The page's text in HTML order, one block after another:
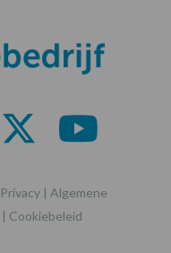
Privacy | Algemene
| Cookiebeleid